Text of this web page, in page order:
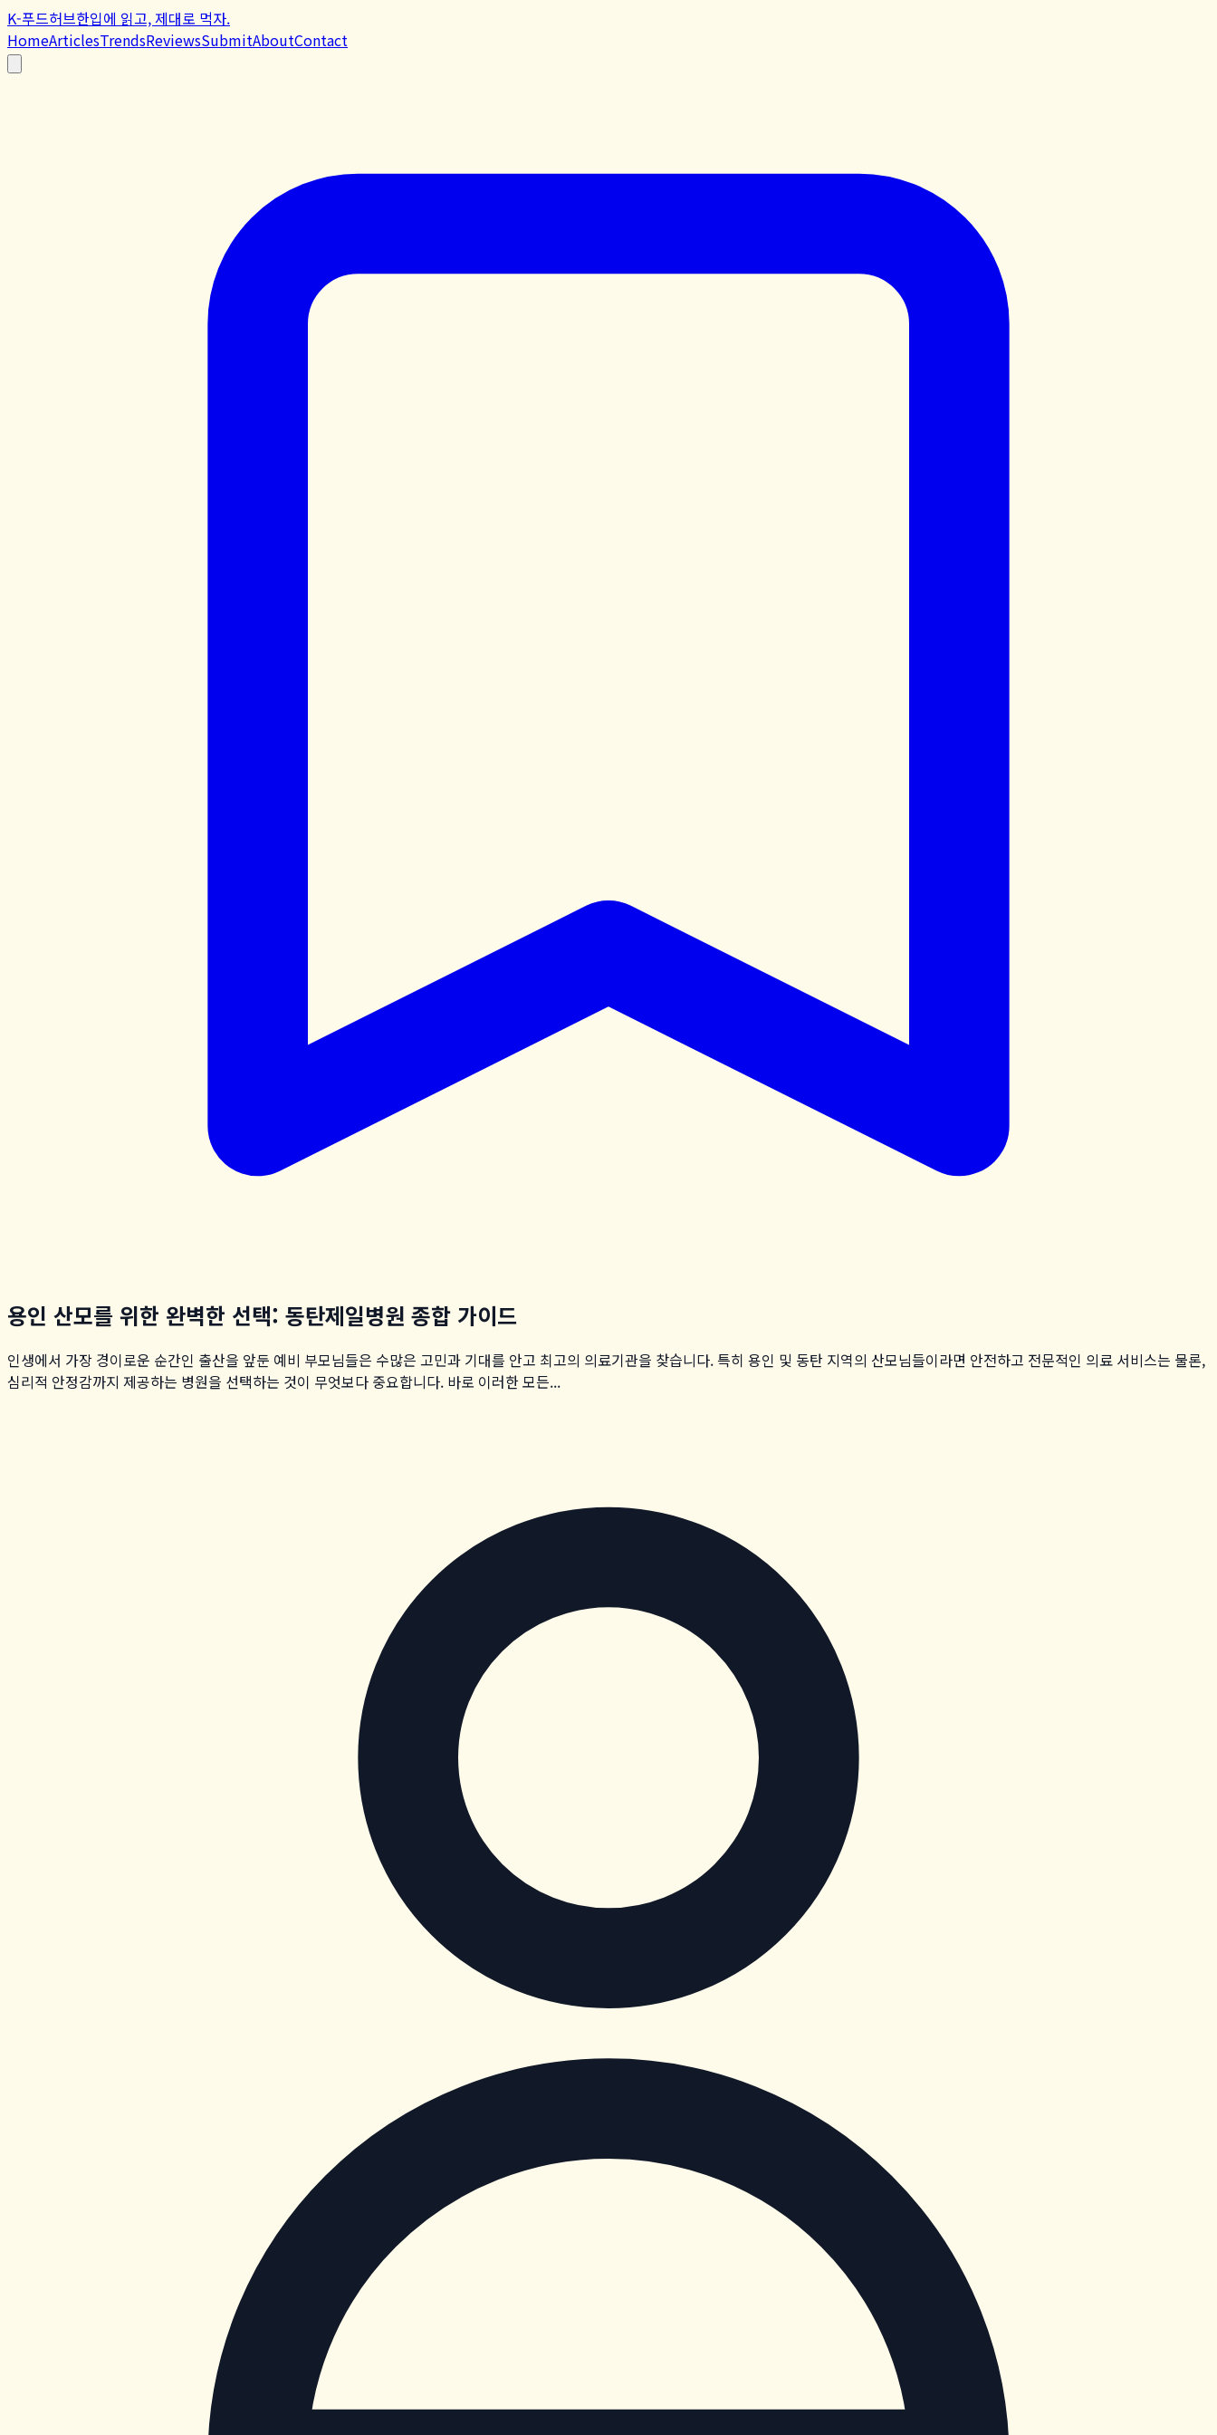
K-푸드허브한입에 읽고, 제대로 먹자.
HomeArticlesTrendsReviewsSubmitAboutContact
용인 산모를 위한 완벽한 선택: 동탄제일병원 종합 가이드
인생에서 가장 경이로운 순간인 출산을 앞둔 예비 부모님들은 수많은 고민과 기대를 안고 최고의 의료기관을 찾습니다. 특히 용인 및 동탄 지역의 산모님들이라면 안전하고 전문적인 의료 서비스는 물론,
심리적 안정감까지 제공하는 병원을 선택하는 것이 무엇보다 중요합니다. 바로 이러한 모든...